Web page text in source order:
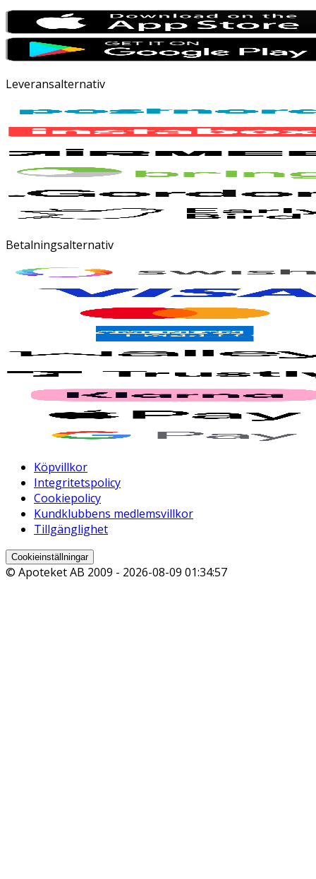
Leveransalternativ
Betalningsalternativ
Köpvillkor
Integritetspolicy
Cookiepolicy
Kundklubbens medlemsvillkor
Tillgänglighet
Cookieinställningar
© Apoteket AB 2009 - 2026-08-09 01:34:57